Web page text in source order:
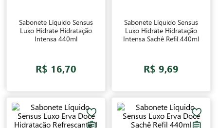
Sabonete Líquido Sensus
Luxo Hidrate Hidratação
Intensa 440ml
R$ 16,70
Sabonete Líquido Sensus
Luxo Hidrate Hidratação
Intensa Sachê Refil 440ml
R$ 9,69